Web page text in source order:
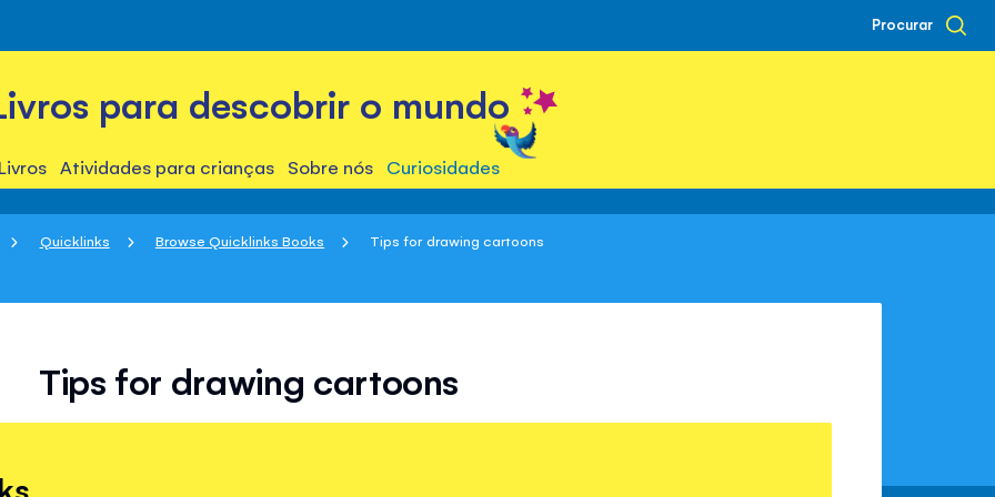
Procurar
para descobrir o mundo
Livros Atividades para crianças Sobre nós Curiosidades
Quicklinks Browse Quicklinks Books Tips for drawing cartoons
Tips for drawing cartoons